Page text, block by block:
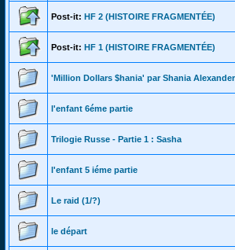
Post-it: HF 2 (HISTOIRE FRAGMENTÉE)
Post-it: HF 1 (HISTOIRE FRAGMENTÉE)
'Million Dollars $hania' par Shania Alexander
l'enfant 6éme partie
Trilogie Russe - Partie 1 : Sasha
l'enfant 5 iéme partie
Le raid (1/?)
le départ